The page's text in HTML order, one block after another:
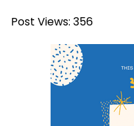
Post Views: 356